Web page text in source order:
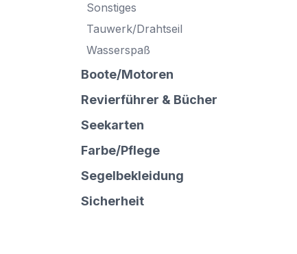
Sonstiges
Tauwerk/Drahtseil
Wasserspaß
Boote/Motoren
Revierführer & Bücher
Seekarten
Farbe/Pflege
Segelbekleidung
Sicherheit